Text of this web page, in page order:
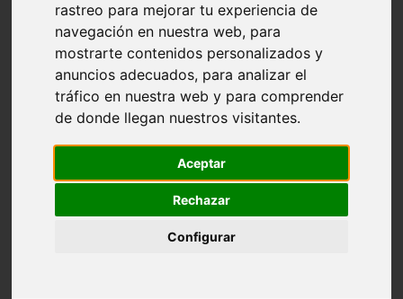
rastreo para mejorar tu experiencia de
navegación en nuestra web, para
mostrarte contenidos personalizados y
anuncios adecuados, para analizar el
tráfico en nuestra web y para comprender
de donde llegan nuestros visitantes.
Aceptar
Rechazar
Configurar
Huesca - alquézar
Huesca - castejón-de-sos
Lleida - alt-àneu
Córdoba - almedinilla
Navarra - zangoza
Cantabria - arenas-de-iguña
Barcelona - la-pobla-de-lillet
Murcia - cartagena
Madrid - nuevo-baztán